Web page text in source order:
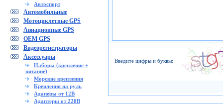
Автоспорт
Автомобильные
Мотоциклетные GPS
Авиационные GPS
OEM GPS
Видеорегистраторы
Аксессуары
Наборы (крепление +
питание)
Морские крепления
Крепления на руль
Адаперы от 12В
Адаптеры от 220В
Введите цифры и буквы: